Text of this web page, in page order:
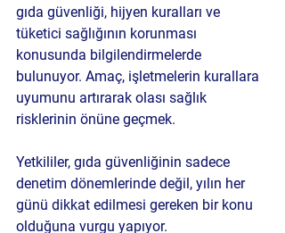
gıda güvenliği, hijyen kuralları ve
tüketici sağlığının korunması
konusunda bilgilendirmelerde
bulunuyor. Amaç, işletmelerin kurallara
uyumunu artırarak olası sağlık
risklerinin önüne geçmek.
Yetkililer, gıda güvenliğinin sadece
denetim dönemlerinde değil, yılın her
günü dikkat edilmesi gereken bir konu
olduğuna vurgu yapıyor.